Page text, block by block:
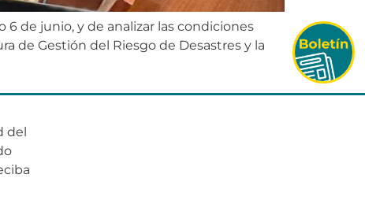
de junio, y de analizar las condiciones
de Gestión del Riesgo de Desastres y la
del